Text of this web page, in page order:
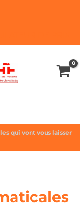
qui vont vous laisser